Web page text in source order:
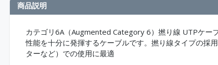
商品説明
カテゴリ6A（Augmented Category 6）撚り線 UTPケ
性能を十分に発揮するケーブルです。撚り線タイプの採
ターなど）での使用に最適